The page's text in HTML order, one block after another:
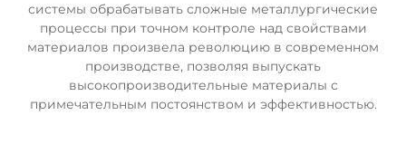
системы обрабатывать сложные металлургические
процессы при точном контроле над свойствами
материалов произвела революцию в современном
производстве, позволяя выпускать
высокопроизводительные материалы с
примечательным постоянством и эффективностью.